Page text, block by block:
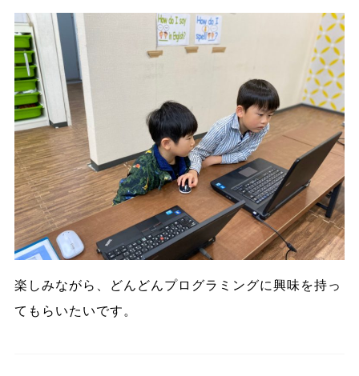
楽しみながら、どんどんプログラミングに興味を持っ
てもらいたいです。